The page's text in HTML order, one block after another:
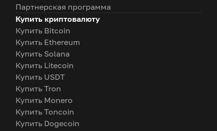
Партнерская программа
Купить криптовалюту
Купить Bitcoin
Купить Ethereum
Купить Solana
Купить Litecoin
Купить USDT
Купить Tron
Купить Monero
Купить Toncoin
Купить Dogecoin